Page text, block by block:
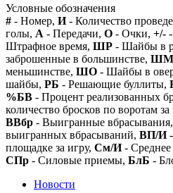
Условные обозначения
# - Номер, И- Количество
голы, А - Передачи, О - Очки, +/-
Штрафное время, ШР - Шайбы в
заброшенные в большинстве, ШМ
меньшинстве, ШО - Шайбы в
шайбы, РБ - Решающие буллиты,
%БВ - Процент реализованных
количество бросков по воротам за
ВВбр - Выигранные вбрасывания,
выигранных вбрасываний, ВП/И-
площадке за игру, См/И- Среднее
СПр - Силовые приемы, БлБ -
Новости